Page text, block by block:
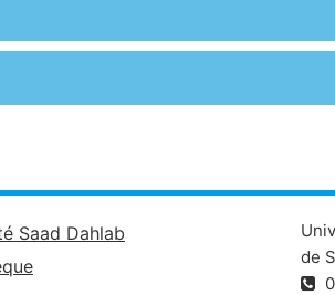
Saad Dahlab
de